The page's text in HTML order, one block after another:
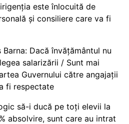
este înlocuită de
și consiliere care va fi
Dacă învățământul nu
salarizării / Sunt mai
Guvernului către angajații
fi respectate
să-i ducă pe toți elevii la
absolvire, sunt care au intrat